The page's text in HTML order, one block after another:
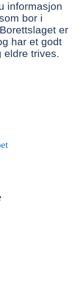
informasjon
bor i
er
har et godt
eldre trives.